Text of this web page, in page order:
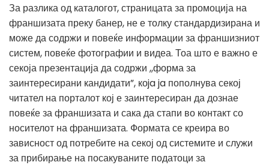
За разлика од каталогот, страницата за промоција на
франшизата преку банер, не е толку стандардизирана и
може да содржи и повеќе информации за франшизниот
систем, повеќе фотографии и видеа. Тоа што е важно е
секоја презентација да содржи ,,форма за
заинтересирани кандидати”, коja ja пополнува секој
читател на порталот кој е заинтересиран да дознае
повеќе за франшизата и сака да стапи во контакт со
носителот на франшизата. Формата се креира во
зависност од потребите на секој од системите и служи
за прибирање на посакуваните податоци за